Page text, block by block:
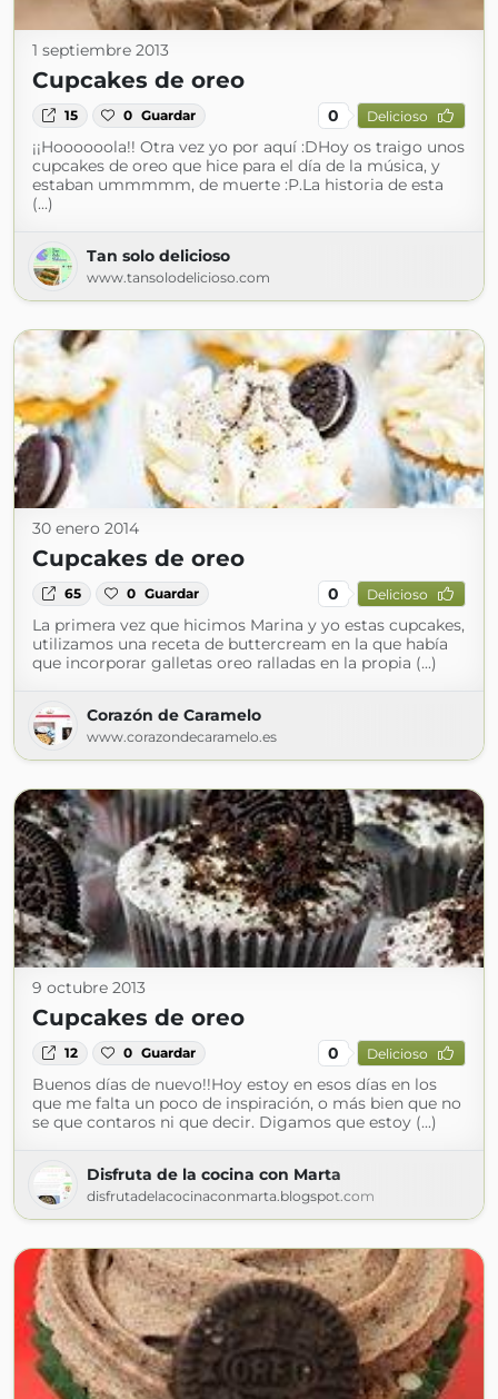
1 septiembre 2013
Cupcakes de oreo
15 0 Guardar 0 Delicioso
¡¡Hoooooola!! Otra vez yo por aquí :DHoy os traigo unos
cupcakes de oreo que hice para el día de la música, y
estaban ummmmm, de muerte :P.La historia de esta
(...)
Tan solo delicioso
www.tansolodelicioso.com
30 enero 2014
Cupcakes de oreo
65 0 Guardar 0 Delicioso
La primera vez que hicimos Marina y yo estas cupcakes,
utilizamos una receta de buttercream en la que había
que incorporar galletas oreo ralladas en la propia (...)
Corazón de Caramelo
www.corazondecaramelo.es
9 octubre 2013
Cupcakes de oreo
12 0 Guardar 0 Delicioso
Buenos días de nuevo!!Hoy estoy en esos días en los
que me falta un poco de inspiración, o más bien que no
se que contaros ni que decir. Digamos que estoy (...)
Disfruta de la cocina con Marta
disfrutadelacocinaconmarta.blogspot.com